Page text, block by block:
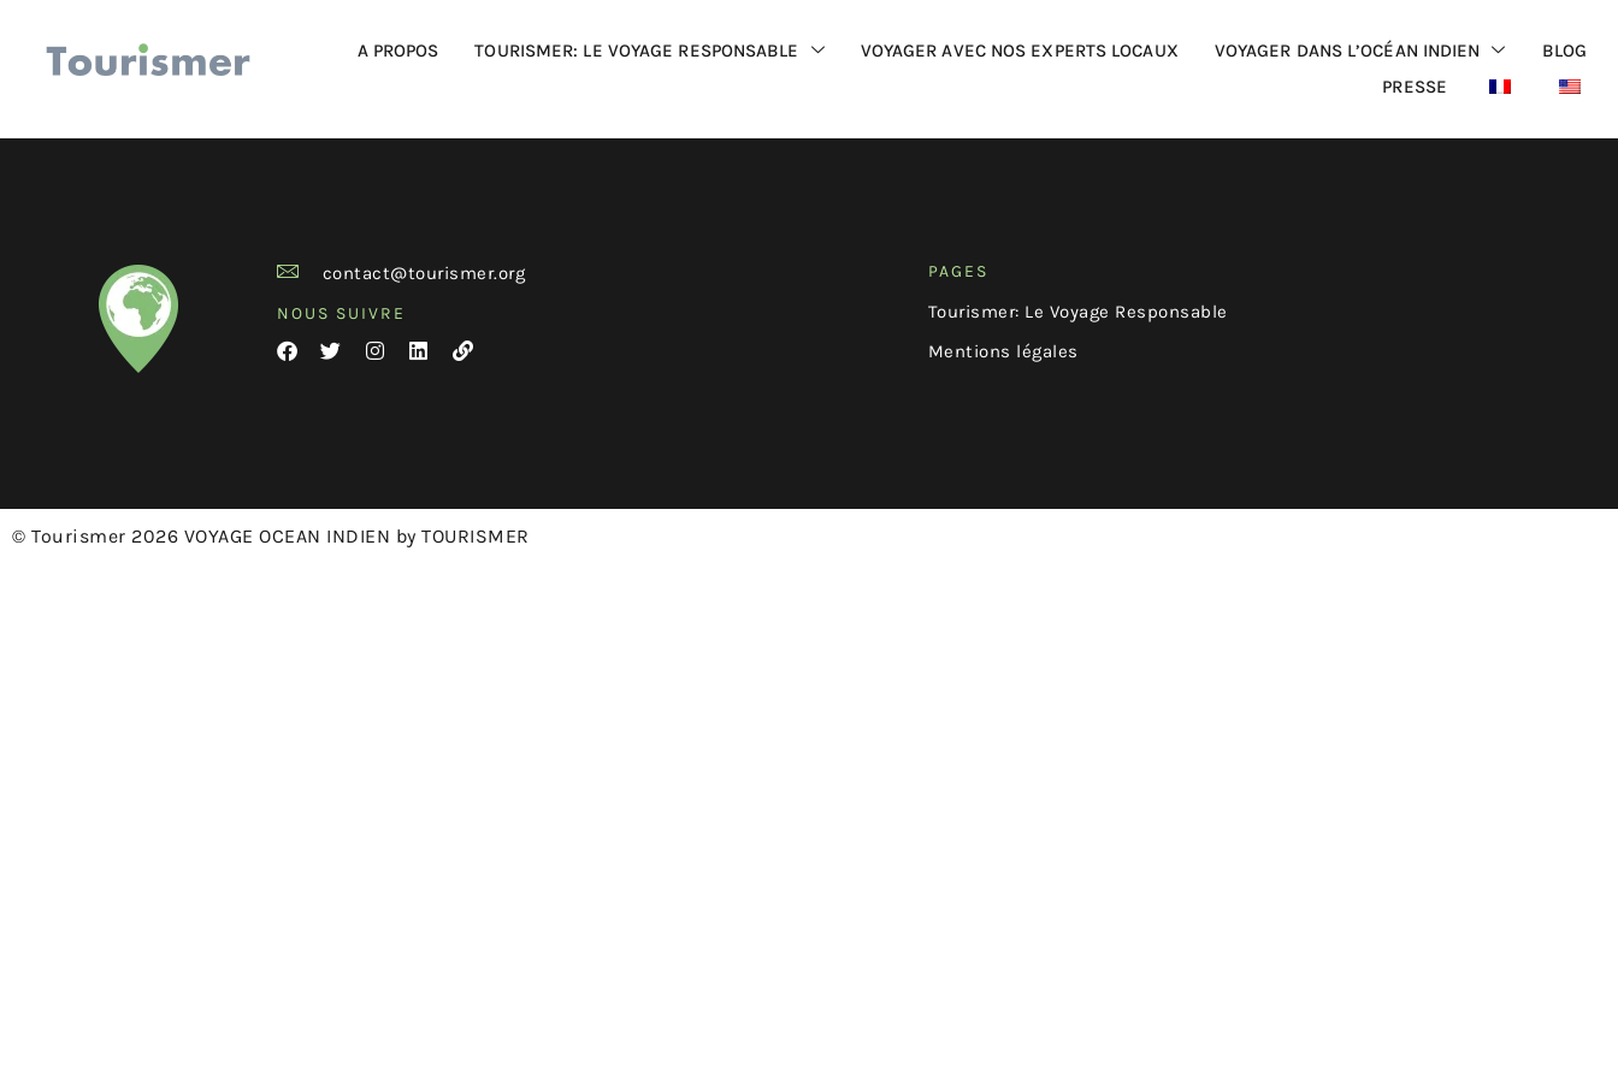
A PROPOS TOURISMER: LE VOYAGE RESPONSABLE VOYAGER AVEC NOS EXPERTS LOCAUX VOYAGER DANS L’OCÉAN INDIEN
BLOG
PRESSE
contact@tourismer.org
NOUS SUIVRE
PAGES
Tourismer: Le Voyage Responsable
Mentions légales
© Tourismer 2026 VOYAGE OCEAN INDIEN by TOURISMER